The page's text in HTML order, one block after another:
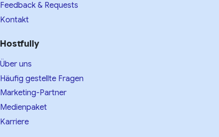
Feedback & Requests
Kontakt
Hostfully
Über uns
Häufig gestellte Fragen
Marketing-Partner
Medienpaket
Karriere